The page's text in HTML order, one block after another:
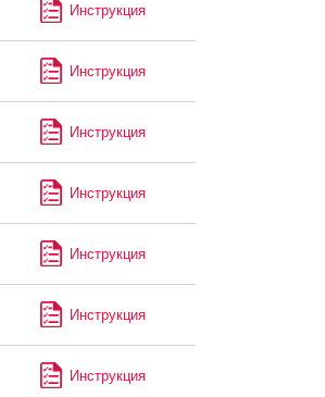
Инструкция
Инструкция
Инструкция
Инструкция
Инструкция
Инструкция
Инструкция